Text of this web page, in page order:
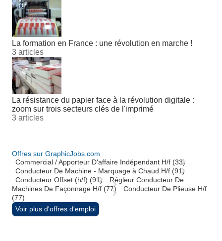
La formation en France : une révolution en marche !
3 articles
La résistance du papier face à la révolution digitale :
zoom sur trois secteurs clés de l'imprimé
3 articles
Offres sur GraphicJobs.com
Commercial / Apporteur D'affaire Indépendant H/f (33)
Conducteur De Machine - Marquage à Chaud H/f (91)
Conducteur Offset (h/f) (91)
Régleur Conducteur De
Machines De Façonnage H/f (77)
Conducteur De Plieuse H/f
(77)
Voir plus d'offres d'emploi